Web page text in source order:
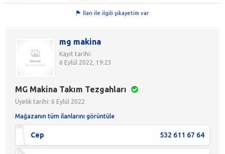
İlan ile ilgili şikayetim var
mg makina
Kayıt tarihi:
6 Eylül 2022, 19:23
MG Makina Takım Tezgahları
Üyelik tarihi: 6 Eylül 2022
Mağazanın tüm ilanlarını görüntüle
Cep 532 611 67 64